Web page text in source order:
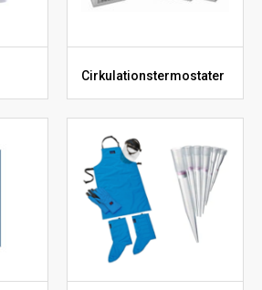
Cirkulationstermostater